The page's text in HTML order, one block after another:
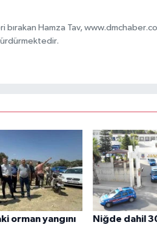
bırakan Hamza Tav,
orman yangını
Niğde dahil